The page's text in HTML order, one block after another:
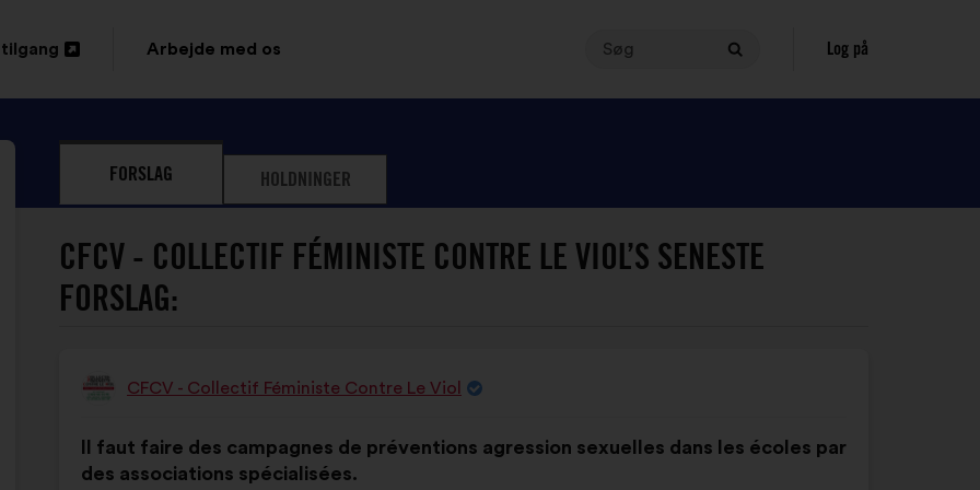
Arbejde med os
Hvis
vil
skal
indeholde
teksten
Søg
Søg
Log på
FORSLAG HOLDNINGER
CFCV - COLLECTIF FÉMINISTE CONTRE LE VIOL’S SENESTE
FORSLAG:
Forslag
CFCV - Collectif Féministe Contre Le Viol
indhold:
Il faut faire des campagnes de préventions agression sexuelles dans les écoles par
des associations spécialisées.
følgende
fordeling: